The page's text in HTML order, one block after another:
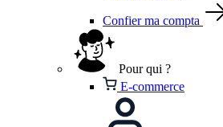
Confier ma compta
Pour qui ?
E-commerce